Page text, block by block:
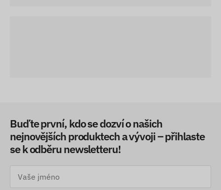
Buďte první, kdo se dozví o našich
nejnovějších produktech a vývoji – přihlaste
se k odběru newsletteru!